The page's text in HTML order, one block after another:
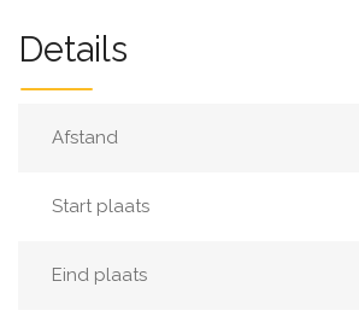
Details
Afstand
Start plaats
Eind plaats